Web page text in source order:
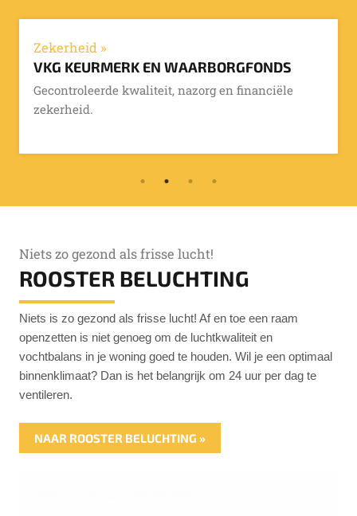
Zekerheid »
VKG KEURMERK EN WAARBORGFONDS
Gecontroleerde kwaliteit, nazorg en financiële
zekerheid.
Niets zo gezond als frisse lucht!
ROOSTER BELUCHTING
Niets is zo gezond als frisse lucht! Af en toe een raam
openzetten is niet genoeg om de luchtkwaliteit en
vochtbalans in je woning goed te houden. Wil je een optimaal
binnenklimaat? Dan is het belangrijk om 24 uur per dag te
ventileren.
NAAR ROOSTER BELUCHTING »